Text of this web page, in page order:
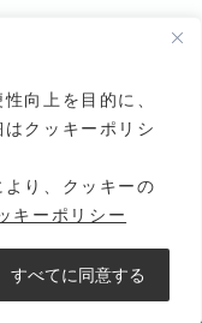
向上を目的に、
クッキーポリシ
り、クッキーの
キーポリシー
すべてに同意する
利用規約
ップ お問い合わせ
Medical